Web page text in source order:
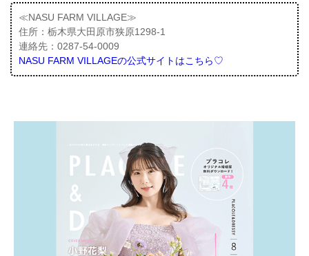
≪NASU FARM VILLAGE≫
住所：栃木県大田原市狭原1298-1
連絡先：0287-54-0009
NASU FARM VILLAGEの公式サイトはこちら♡